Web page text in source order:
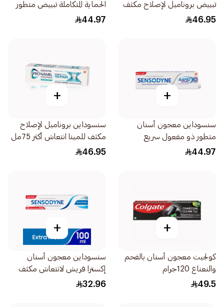
تبييض بروناميل لإصلاح مكثف
للمينا 75مل
46.95
الحماية المتكاملة تبييض متطور
75مل
44.97
+
سنسوداين معجون أسنان
متطور ذو مفعول سريع
ومسكن لآلام حساسية الأسنان
44.97
+
سنسوداين بروناميل لإصلاح
مكثف للمينا انتعاش أكثر 75مل
46.95
+
كولجيت معجون أسنان بالفحم
والنعناع 120جرام
49.5
+
سنسوداين معجون أسنان
إكسترا فريش لانتعاش مكثف
وطويل للأسنان الحساسة
32.96